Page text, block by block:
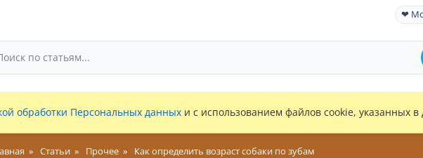
❤
обработки Персональных данных и с использованием файлов cookie, указанных
Статьи Прочее Как определить возраст собаки по зубам